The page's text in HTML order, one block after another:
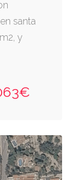
santa
y